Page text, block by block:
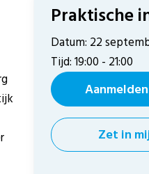
Praktische
Datum: 22
Tijd: 19:00 - 21:00
Zet in